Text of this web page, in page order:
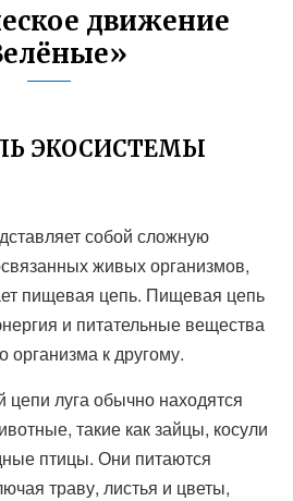
движение
ЭКОСИСТЕМЫ
собой сложную
живых организмов,
пищевая цепь. Пищевая цепь
и питательные вещества
организма к другому.
луга обычно находятся
такие как зайцы, косули
птицы. Они питаются
траву, листья и цветы,